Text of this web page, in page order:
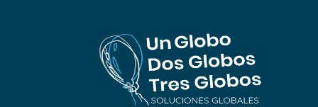
Ir
a
la
navegación
Ir
al
contenido